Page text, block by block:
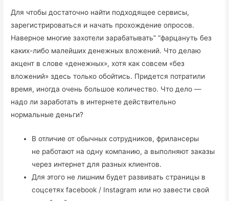
Для чтобы достаточно найти подходящее сервисы,
зарегистрироваться и начать прохождение опросов.
Наверное многие захотели зарабатывать” “фарцануть без
каких-либо малейших денежных вложений. Что делаю
акцент в слове «денежных», хотя как совсем «без
вложений» здесь только обойтись. Придется потратили
время, иногда очень большое количество. Что дело —
надо ли заработать в интернете действительно
нормальные деньги?
В отличие от обычных сотрудников, фрилансеры
не работают на одну компанию, а выполняют заказы
через интернет для разных клиентов.
Для этого не лишним будет развивать страницы в
соцсетях facebook / Instagram или но завести свой